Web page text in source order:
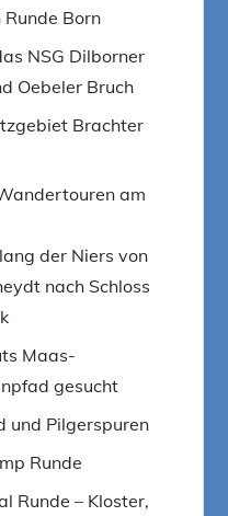
Born
NSG Dilborner
Oebeler Bruch
Brachter
am
der Niers von
nach Schloss
Maas-
gesucht
und Pilgerspuren
Runde
Runde – Kloster,